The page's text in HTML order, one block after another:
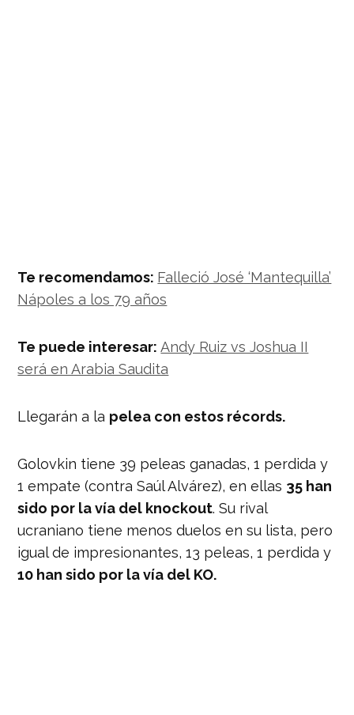
Te recomendamos: Falleció José ‘Mantequilla’
Nápoles a los 79 años
Te puede interesar:Andy Ruiz vs Joshua II
será en Arabia Saudita
Llegarán a la pelea con estos récords.
Golovkin tiene 39 peleas ganadas, 1 perdida y
1 empate (contra Saúl Alvárez), en ellas 35 han
sido por la vía del knockout. Su rival
ucraniano tiene menos duelos en su lista, pero
igual de impresionantes, 13 peleas, 1 perdida y
10 han sido por la vía del KO.